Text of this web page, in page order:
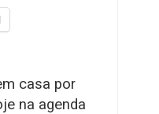
casa por
na agenda